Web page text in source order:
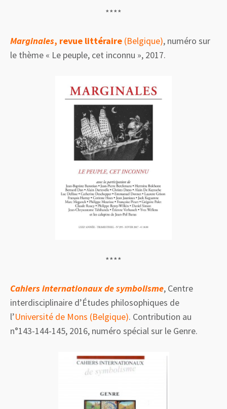
****
Marginales, revue littéraire (Belgique), numéro sur
le thème « Le peuple, cet inconnu », 2017.
****
Cahiers internationaux de symbolisme, Centre
interdisciplinaire d’Études philosophiques de
l’Université de Mons (Belgique). Contribution au
n°143-144-145, 2016, numéro spécial sur le Genre.